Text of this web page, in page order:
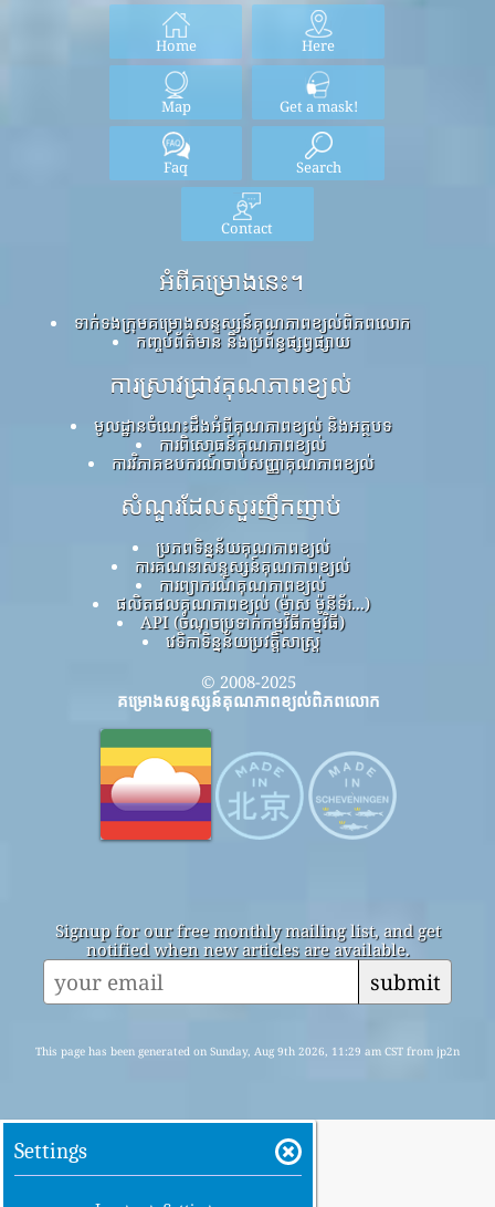
Home Here
Map Get a mask!
Faq Search
Contact
អំពីគម្រោងនេះ។
ទាក់ទងក្រុមគម្រោងសន្ទស្សន៍គុណភាពខ្យល់ពិភពលោក
កញ្ចប់ព័ត៌មាន និងប្រព័ន្ធផ្សព្វផ្សាយ
ការស្រាវជ្រាវគុណភាពខ្យល់
មូលដ្ឋានចំណេះដឹងអំពីគុណភាពខ្យល់ និងអត្ថបទ
ការពិសោធន៍គុណភាពខ្យល់
ការវិភាគឧបករណ៍ចាប់សញ្ញាគុណភាពខ្យល់
សំណួរដែលសួរញឹកញាប់
ប្រភពទិន្នន័យគុណភាពខ្យល់
ការគណនាសន្ទស្សន៍គុណភាពខ្យល់
ការព្យាករណ៍គុណភាពខ្យល់
ផលិតផលគុណភាពខ្យល់ (ម៉ាស ម៉ូនីទ័រ...)
API (ចំណុចប្រទាក់កម្មវិធីកម្មវិធី)
វេទិកាទិន្នន័យប្រវត្តិសាស្ត្រ
© 2008-2025
គម្រោងសន្ទស្សន៍គុណភាពខ្យល់ពិភពលោក
Signup for our free monthly mailing list, and get
notified when new articles are available.
submit
This page has been generated on Sunday, Aug 9th 2026, 11:29 am CST from jp2n
Settings